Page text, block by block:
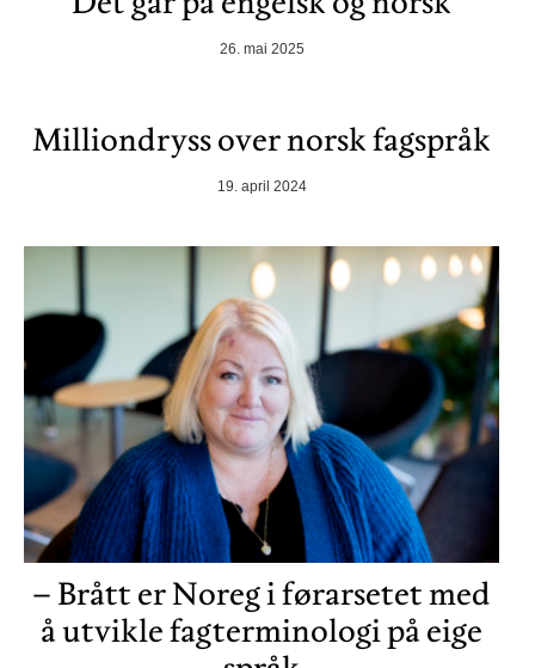
26. mai 2025
Milliondryss over norsk fagspråk
19. april 2024
– Brått er Noreg i førarsetet med
å utvikle fagterminologi på eige